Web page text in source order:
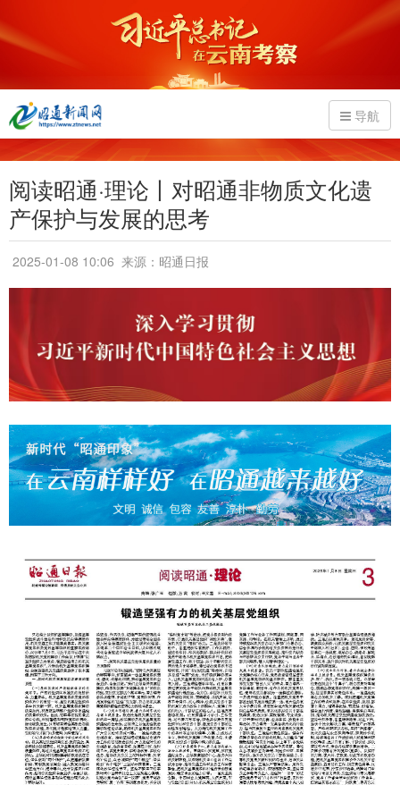
导航
阅读昭通·理论丨对昭通非物质文化遗
产保护与发展的思考
2025-01-08 10:06 来源：昭通日报